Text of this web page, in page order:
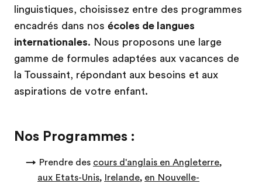
linguistiques, choisissez entre des programmes
encadrés dans nos écoles de langues
internationales. Nous proposons une large
gamme de formules adaptées aux vacances de
la Toussaint, répondant aux besoins et aux
aspirations de votre enfant.
Nos Programmes :
→ Prendre des cours d'anglais en Angleterre,
aux Etats-Unis, Irelande, en Nouvelle-